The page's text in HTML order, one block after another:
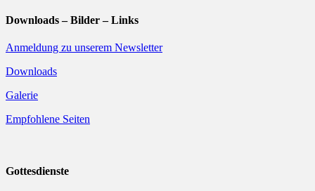
Downloads – Bilder – Links
Anmeldung zu unserem Newsletter
Downloads
Galerie
Empfohlene Seiten
Gottesdienste